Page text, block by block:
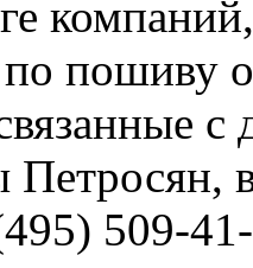
по
Петросян,
509-